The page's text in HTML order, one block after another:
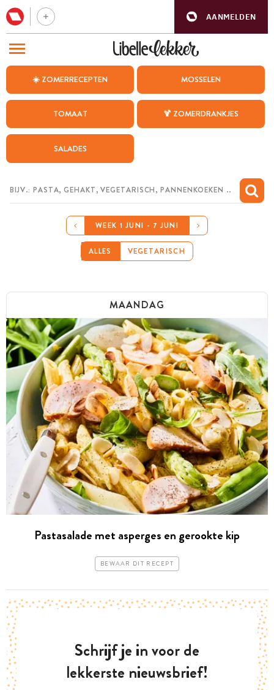
AANMELDEN
☀️ ZOMERRECEPTEN MOSSELEN
TOMAAT 🍹 ZOMERDRANKJES
SALADES
WEEK 1 JUNI - 7 JUNI
ALLES VEGETARISCH
MAANDAG
Pastasalade met asperges en gerookte kip
BEWAAR DIT RECEPT
Schrijf je in voor de
lekkerste nieuwsbrief!
BEZOEK ONZE ANDERE WEBSITES
WEEKMENU
CHAT MET MAIA
MIJN BEWAARDE RECEPTEN